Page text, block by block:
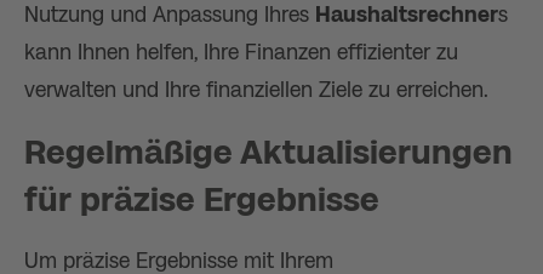
Nutzung und Anpassung Ihres Haushaltsrechners
kann Ihnen helfen, Ihre Finanzen effizienter zu
verwalten und Ihre finanziellen Ziele zu erreichen.
Regelmäßige Aktualisierungen
für präzise Ergebnisse
Um präzise Ergebnisse mit Ihrem